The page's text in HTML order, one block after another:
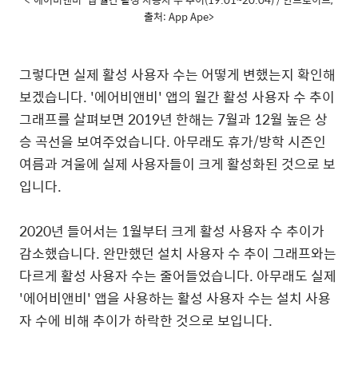
출처: App Ape>
그렇다면 실제 활성 사용자수는 어떻게 변했는지 확인해
보겠습니다. '에어비앤비' 앱의 월간 활성 사용자수 추이
그래프를 살펴보면 2019년 한해는 7월과 12월 높은 상
승 곡선을 보여주었습니다. 아무래도 휴가/방학 시즌인
여름과 겨울에 실제 사용자들이 크게 활성화된 것으로 보
입니다.
2020년 들어서는 1월부터 크게 활성 사용자수 추이가
감소했습니다. 완만했던 설치 사용자수 추이 그래프와는
다르게 활성 사용자수는줄어들었습니다. 아무래도 실제
'에어비앤비' 앱을 사용하는 활성 사용자수는 설치 사용
자수에 비해 추이가하락한 것으로 보입니다.